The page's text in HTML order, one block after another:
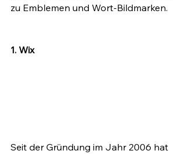
zu Emblemen und Wort-Bildmarken.
1. Wix
Seit der Gründung im Jahr 2006 hat